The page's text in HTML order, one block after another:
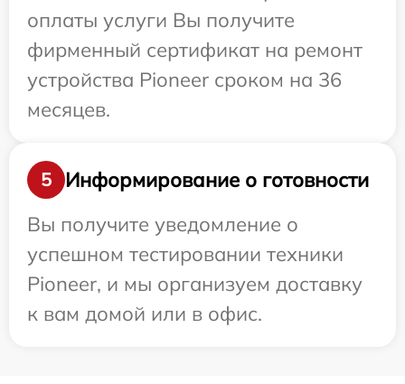
оплаты услуги Вы получите
фирменный сертификат на ремонт
устройства Pioneer сроком на 36
месяцев.
5
Информирование о готовности
Вы получите уведомление о
успешном тестировании техники
Pioneer, и мы организуем доставку
к вам домой или в офис.